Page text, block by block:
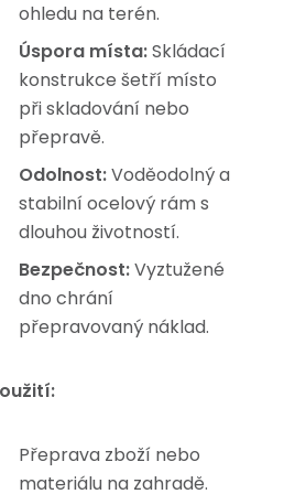
ohledu na terén.
Úspora místa:Skládací
konstrukce šetří místo
při skladování nebo
přepravě.
Odolnost:Voděodolný a
stabilní ocelový rám s
dlouhou životností.
Bezpečnost:Vyztužené
dno chrání
přepravovaný náklad.
Přeprava zboží nebo
materiálu na zahradě.